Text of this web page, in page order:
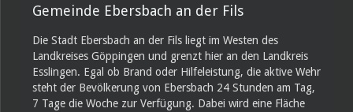
Gemeinde Ebersbach an der Fils
Die Stadt Ebersbach an der Fils liegt im Westen des
Landkreises Göppingen und grenzt hier an den Landkreis
Esslingen. Egal ob Brand oder Hilfeleistung, die aktive Wehr
steht der Bevölkerung von Ebersbach 24 Stunden am Tag,
7 Tage die Woche zur Verfügung. Dabei wird eine Fläche